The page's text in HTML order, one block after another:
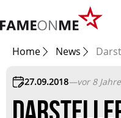
Home News
27.09.2018—vor 8